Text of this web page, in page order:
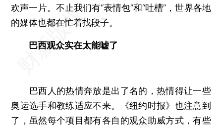
欢声一片。不止我们有“表情包”和“吐槽”，世界各地
的媒体也都在忙着找段子。
巴西观众实在太能嘘了
巴西人的热情奔放是出了名的，热情得让一些
奥运选手和教练适应不来。《纽约时报》也注意到
了，虽然每个项目都有各自的观众助威方式，有些